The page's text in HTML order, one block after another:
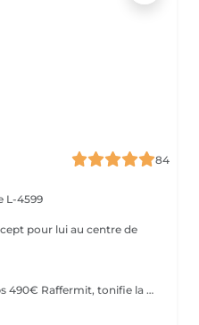
84
L-4599
pour lui au centre de
10 séances Radiofréquence corps 490€ Raffermit, tonifie la peau . Reduction de la cellulite